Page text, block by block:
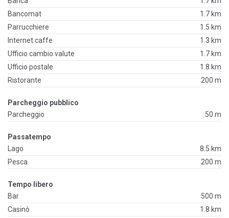
Bancomat
1.7 km
Parrucchiere
1.5 km
Internet caffe
1.3 km
Ufficio cambio valute
1.7 km
Ufficio postale
1.8 km
Ristorante
200 m
Parcheggio pubblico
Parcheggio
50 m
Passatempo
Lago
8.5 km
Pesca
200 m
Tempo libero
Bar
500 m
Casinò
1.8 km